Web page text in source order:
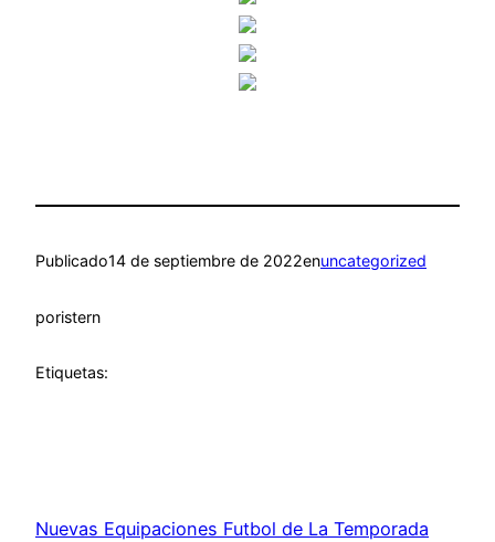
Publicado14 de septiembre de 2022enuncategorized
poristern
Etiquetas:
Nuevas Equipaciones Futbol de La Temporada